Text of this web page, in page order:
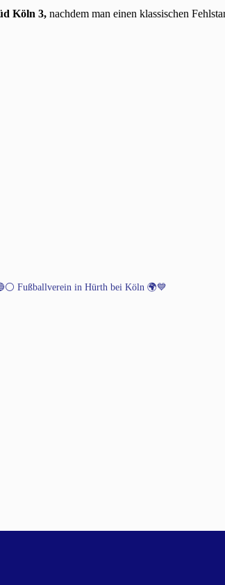
Köln 3, nachdem man einen klassischen
Fußballverein in Hürth bei Köln 🌍💙